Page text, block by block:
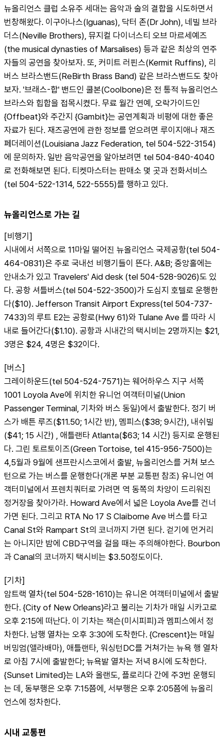
뉴올리언스 클럽 소유주 세대는 음악과 술의 결합을 시도하면서
번창해왔다. 이구아나스(Iguanas), 닥터 존(Dr John), 네빌 브라
더스(Neville Brothers), 뮤지컬 다이너스티 오브 마르세예즈
(the musical dynasties of Marsalises) 등과 같은 최상의 연주
자들의 공연을 찾아보자. 또, 커미트 러핀스(Kermit Ruffins), 리
버스 브라스밴드(ReBirth Brass Band) 같은 브라스밴드도 찾아
보자. '브래스-합' 밴드인 쿨본(Coolbone)은 전 통적 뉴올리언스
브라스와 힙합을 접목시켰다. 무료 월간 연예, 오락가이드인
{Offbeat}와 주간지 {Gambit}는 공연계획과 비평에 대한 좋은
자료가 된다. 재즈공연에 관한 정보를 얻으려면 루이지애나 재즈
페더레이션(Louisiana Jazz Federation, tel 504-522-3154)
에 문의하자. 일반 음악공연을 알아보려면 tel 504-840-4040
로 전화해보면 된다. 티켓마스터는 판매소 몇 곳과 전화서비스
(tel 504-522-1314, 522-5555)를 행하고 있다.
뉴올리언스로 가는 길
[비행기]
시내에서 서쪽으로 11마일 떨어진 뉴올리언스 국제공항(tel 504-
464-0831)은 주로 국내선 비행기들이 뜬다. A&B; 중앙홀에는
안내소가 있고 Travelers' Aid desk (tel 504-528-9026)도 있
다. 공항 셔틀버스(tel 504-522-3500)가 도심지 호텔로 운행한
다($10). Jefferson Transit Airport Express(tel 504-737-
7433)의 루트 E2는 공항로(Hwy 61)와 Tulane Ave 를 따라 시
내로 들어간다($1.10). 공항과 시내간의 택시비는 2명까지는 $21,
3명은 $24, 4명은 $32이다.
[버스]
그레이하운드(tel 504-524-7571)는 웨어하우스 지구 서쪽
1001 Loyola Ave에 위치한 유니언 여객터미널(Union
Passenger Terminal, 기차와 버스 동일)에서 출발한다. 정기 버
스가 배튼 루즈($11.50; 1시간 반), 멤피스($38; 9시간), 내쉬빌
($41; 15 시간) , 애틀랜타 Atlanta($63; 14 시간) 등지로 운행된
다. 그린 토르토이즈(Green Tortoise, tel 415-956-7500)는
4,5월과 9월에 샌프란시스코에서 출발, 뉴올리언스를 거쳐 보스
턴으로 가는 버스를 운행한다(개론 부분 교통편 참조) 유니언 여
객터미널에서 프렌치쿼터로 가려면 역 동쪽의 차양이 드리워진
정거장을 찾아가라. Howard Ave에서 넓은 Loyola Ave를 건너
가면 된다. 그리고 RTA No 17 S Claiborne Ave 버스를 타고
Canal St와 Rampart St의 코너까지 가면 된다. 걷기에 먼거리
는 아니지만 밤에 CBD구역을 걸을 때는 주의해야한다. Bourbon
과 Canal의 코너까지 택시비는 $3.50정도이다.
[기차]
암트랙 열차(tel 504-528-1610)는 유니온 여객터미널에서 출발
한다. {City of New Orleans}라고 불리는 기차가 매일 시카고로
오후 2:15에 떠난다. 이 기차는 잭슨(미시피피)과 멤피스에서 정
차한다. 남행 열차는 오후 3:30에 도착한다. {Crescent}는 매일
버밍엄(앨라배마), 애틀랜타, 워싱턴DC를 거쳐가는 뉴욕 행 열차
로 아침 7시에 출발한다; 뉴욕발 열차는 저녁 8시에 도착한다.
{Sunset Limited}는 LA와 올랜도, 플로리다 간에 주3번 운행되
는 데, 동부행은 오후 7:15쯤에, 서부행은 오후 2:05쯤에 뉴올리
언스에 정차한다.
시내 교통편